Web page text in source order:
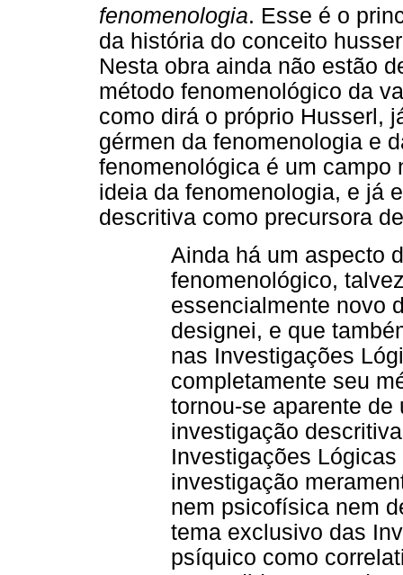
fenomenologia. Esse é o
da história do conceito
Nesta obra ainda não estão
método fenomenológico da
como dirá o próprio Husserl,
gérmen da fenomenologia e
fenomenológica é um campo
ideia da fenomenologia, e já
descritiva como precursora
Ainda há um aspecto
fenomenológico,
essencialmente novo
designei, e que
nas Investigações
completamente seu
tornou-se aparente
investigação
Investigações
investigação
nem psicofísica nem
tema exclusivo das
psíquico como